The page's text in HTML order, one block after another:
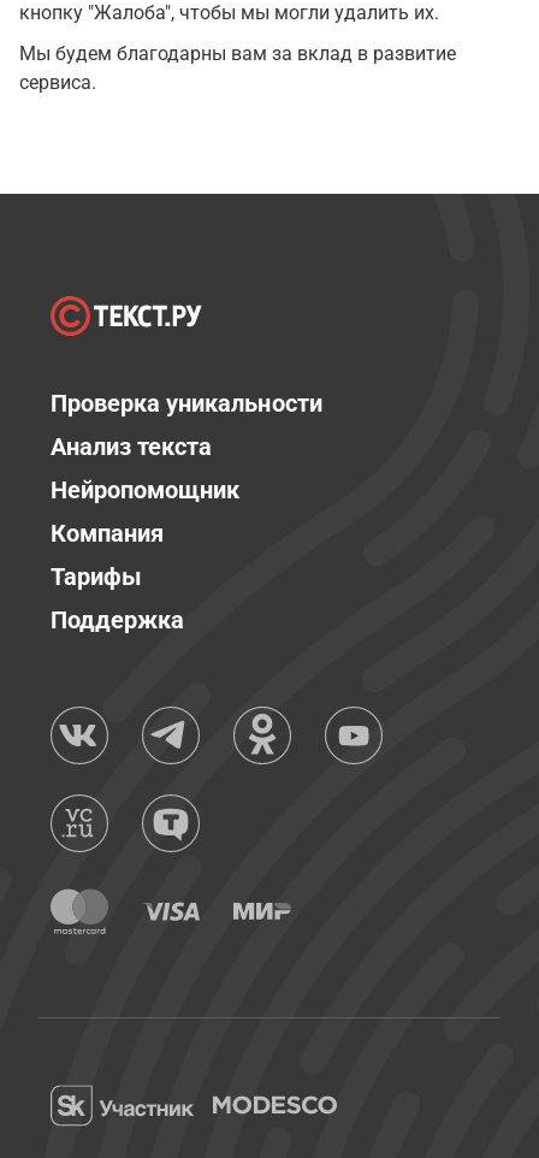
кнопку "Жалоба", чтобы мы могли удалить их.
Мы будем благодарны вам за вклад в развитие
сервиса.
Проверка уникальности
Анализ текста
Нейропомощник
Компания
Тарифы
Поддержка